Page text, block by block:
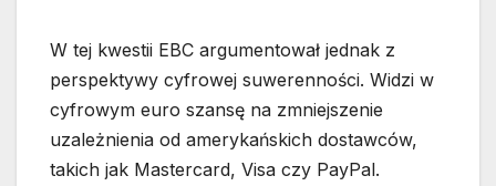
W tej kwestii EBC argumentował jednak z
perspektywy cyfrowej suwerenności. Widzi w
cyfrowym euro szansę na zmniejszenie
uzależnienia od amerykańskich dostawców,
takich jak Mastercard, Visa czy PayPal.